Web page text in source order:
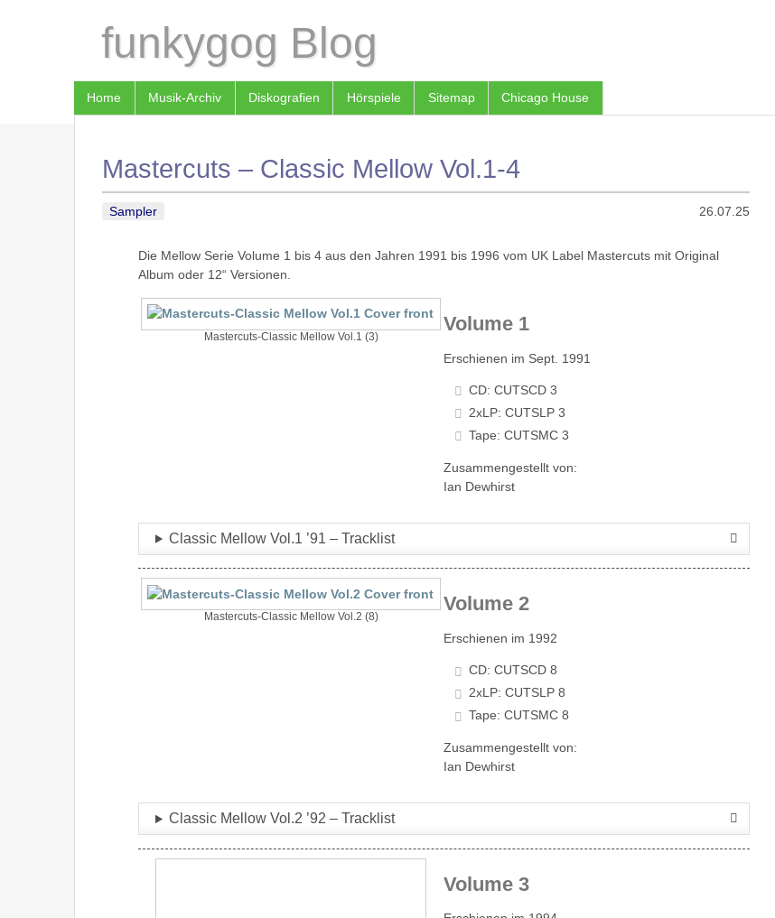
funkygog Blog
Home Musik-Archiv Diskografien Hörspiele Sitemap Chicago House
Mastercuts – Classic Mellow Vol.1-4
Sampler 26.07.25
Die Mellow Serie Volume 1 bis 4 aus den Jahren 1991 bis 1996 vom UK Label Mastercuts mit Original
Album oder 12“ Versionen.
Mastercuts-Classic Mellow Vol.1 (3)
Volume 1
Erschienen im Sept. 1991
CD: CUTSCD 3
2xLP: CUTSLP 3
Tape: CUTSMC 3
Zusammengestellt von:
Ian Dewhirst
Classic Mellow Vol.1 ’91 – Tracklist
Mastercuts-Classic Mellow Vol.2 (8)
Volume 2
Erschienen im 1992
CD: CUTSCD 8
2xLP: CUTSLP 8
Tape: CUTSMC 8
Zusammengestellt von:
Ian Dewhirst
Classic Mellow Vol.2 ’92 – Tracklist
Volume 3